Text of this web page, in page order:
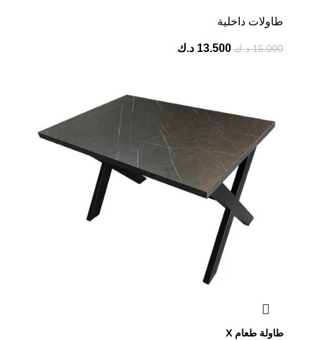
⁠طاولات داخلية
15.000 د.ك 13.500 د.ك
طاولة طعام X